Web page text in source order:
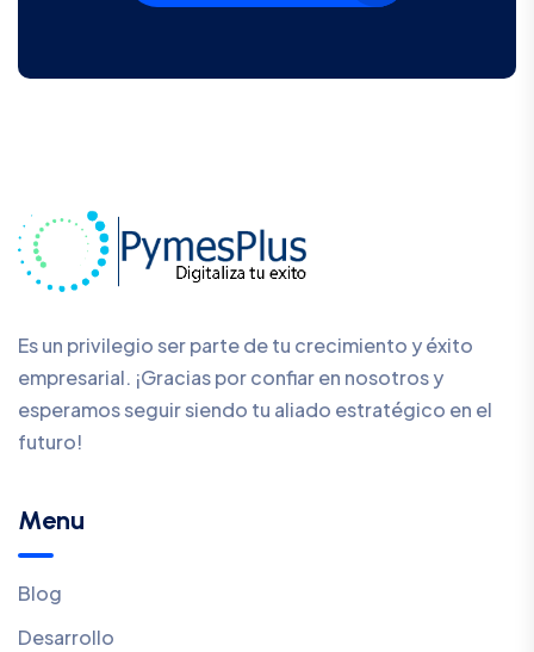
Es un privilegio ser parte de tu crecimiento y éxito
empresarial. ¡Gracias por confiar en nosotros y
esperamos seguir siendo tu aliado estratégico en el
futuro!
Menu
Blog
Desarrollo